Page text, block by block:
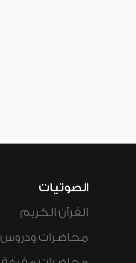
الصوتيات
القرآن الكريم
محاضرات ودروس